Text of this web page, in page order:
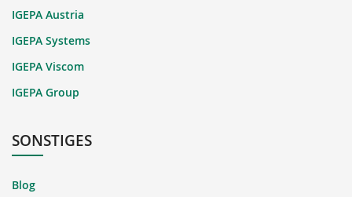
IGEPA Austria
IGEPA Systems
IGEPA Viscom
IGEPA Group
SONSTIGES
Blog